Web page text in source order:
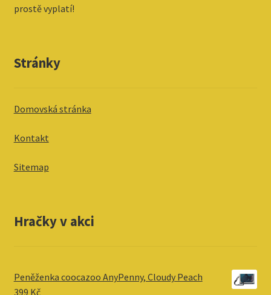
prostě vyplatí!
Stránky
Domovská stránka
Kontakt
Sitemap
Hračky v akci
Peněženka coocazoo AnyPenny, Cloudy Peach
399 Kč